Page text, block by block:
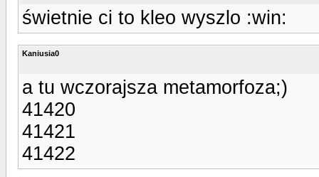
świetnie ci to kleo wyszlo :win:
Kaniusia0
a tu wczorajsza metamorfoza;)
41420
41421
41422